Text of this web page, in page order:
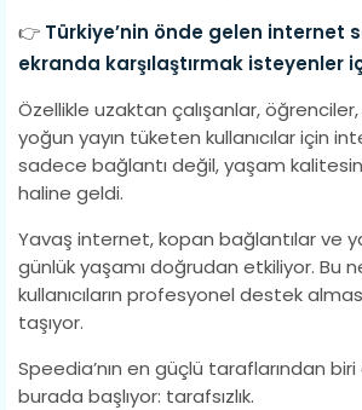
👉 Türkiye’nin önde gelen internet
ekranda karşılaştırmak isteyenler
Özellikle uzaktan çalışanlar,
yoğun yayın tüketen kullanıcılar için
sadece bağlantı değil, yaşam
haline geldi.
Yavaş internet, kopan bağlantılar ve
günlük yaşamı doğrudan etkiliyor. Bu
kullanıcıların profesyonel destek
taşıyor.
Speedia’nın en güçlü taraflarından
burada başlıyor: tarafsızlık.